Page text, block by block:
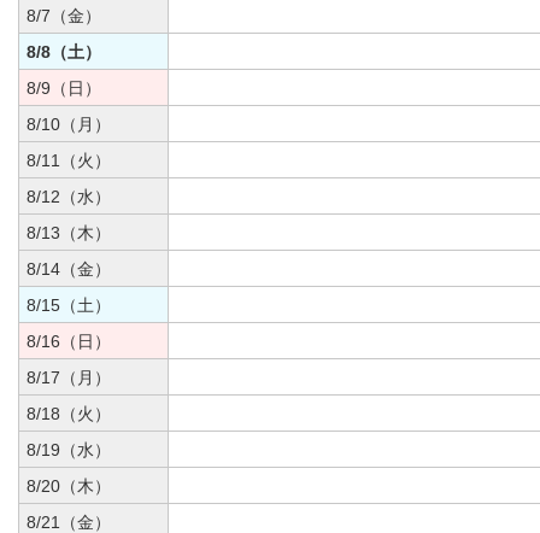
8/7（金）
8/8（土）
8/9（日）
8/10（月）
8/11（火）
8/12（水）
8/13（木）
8/14（金）
8/15（土）
8/16（日）
8/17（月）
8/18（火）
8/19（水）
8/20（木）
8/21（金）